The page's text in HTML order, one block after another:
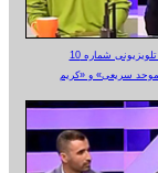
شماره 10